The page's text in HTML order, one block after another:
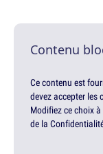
Contenu
Ce contenu est
devez accepter les
Modifiez ce choix
de la